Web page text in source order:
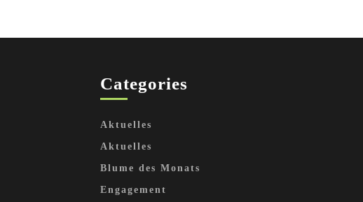
Categories
Aktuelles
Aktuelles
Blume des Monats
Engagement